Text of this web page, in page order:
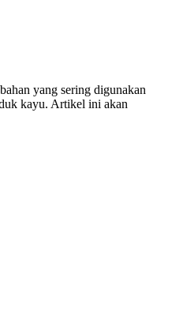
yang sering digunakan
kayu. Artikel ini akan